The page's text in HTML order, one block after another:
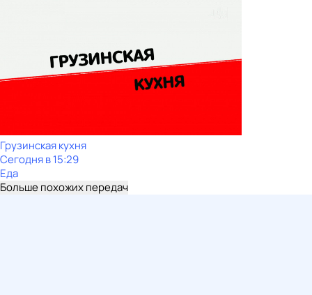
Грузинская кухня
Сегодня в 15:29
Еда
Больше похожих передач